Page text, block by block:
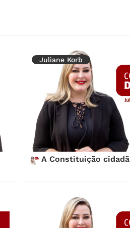
Juliane Korb
A Constituição cidadã